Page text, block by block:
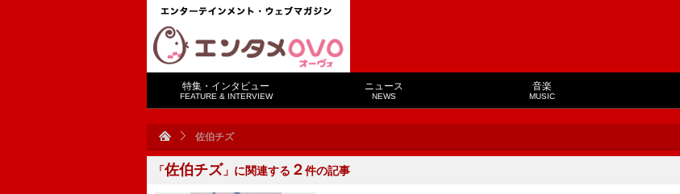
特集・インタビュー
FEATURE & INTERVIEW
ニュース
NEWS
音楽
MUSIC
佐伯チズ
「佐伯チズ 」に関連する ２件の記事